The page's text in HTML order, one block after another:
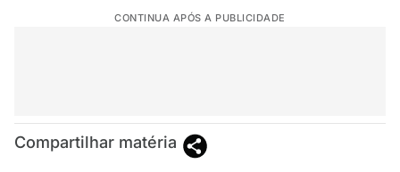
CONTINUA APÓS A PUBLICIDADE
Compartilhar matéria